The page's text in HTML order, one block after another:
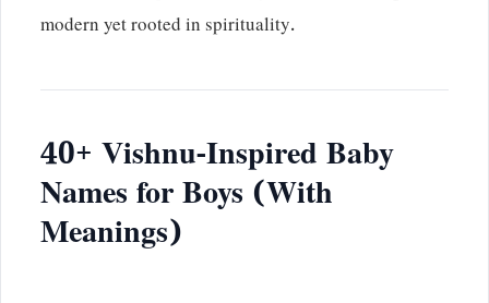
modern yet rooted in spirituality.
40+ Vishnu-Inspired Baby
Names for Boys (With
Meanings)